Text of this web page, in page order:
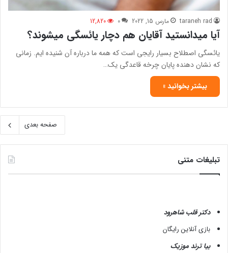
taraneh rad مارس 15, 2022 0
12,820
آیا میدانستید آقایان هم دچار یائسگی میشوند؟
یائسگی اصطلاح بسیار رایجی است که همه ما درباره آن شنیده ایم. زمانی
که نشان دهنده پایان چرخه قاعدگی یک…
بیشتر بخوانید »
صفحه بعدی
تبلیغات متنی
دکتر قلب شاهرود
بازی آنلاین رایگان
بیا ترند موزیک